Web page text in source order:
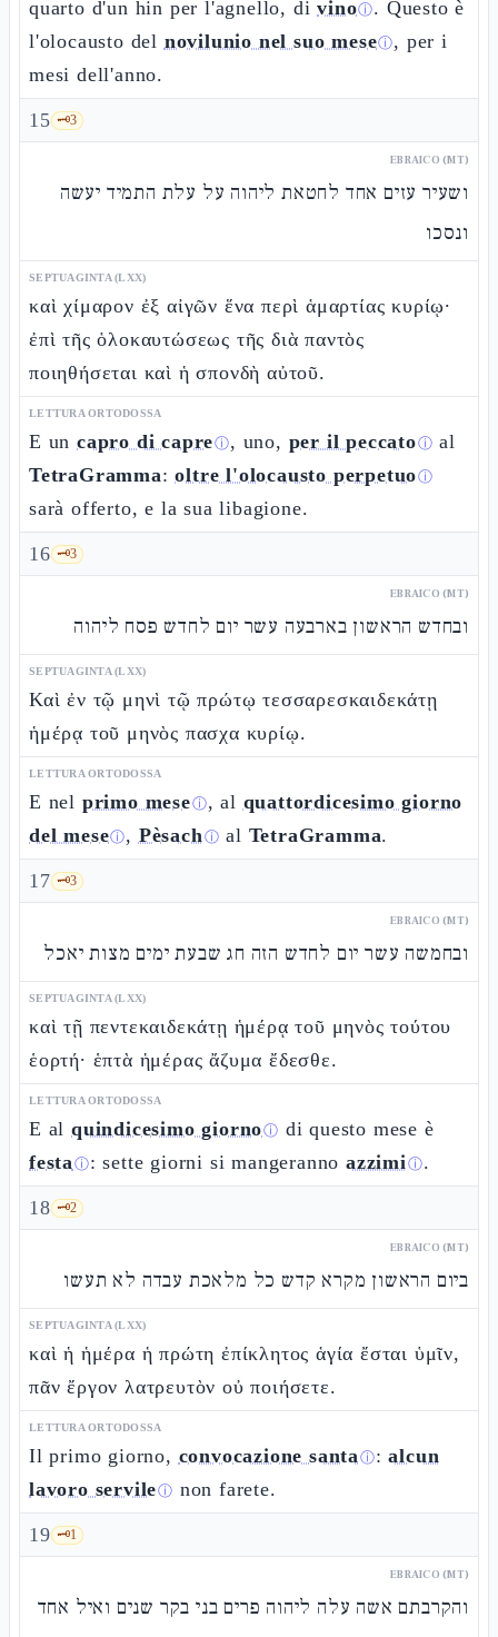
quarto d'un hin per l'agnello, divinoⓘ. Questo è
l'olocausto del novilunio nel suo meseⓘ, per i
mesi dell'anno.
15 🗝️3
EBRAICO (MT)
ושעיר עזים אחד לחטאת ליהוה על עלת התמיד יעשה
ונסכו
SEPTUAGINTA (LXX)
καὶ χίμαρον ἐξ αἰγῶν ἕνα περὶ ἁμαρτίας κυρίῳ·
ἐπὶ τῆς ὁλοκαυτώσεως τῆς διὰ παντὸς
ποιηθήσεται καὶ ἡ σπονδὴ αὐτοῦ.
LETTURA ORTODOSSA
E un capro di capreⓘ, uno, per il peccatoⓘ al
TetraGramma:oltre l'olocausto perpetuoⓘ
sarà offerto, e la sua libagione.
16 🗝️3
EBRAICO (MT)
ובחדש הראשון בארבעה עשר יום לחדש פסח ליהוה
SEPTUAGINTA (LXX)
Καὶ ἐν τῷ μηνὶ τῷ πρώτῳ τεσσαρεσκαιδεκάτῃ
ἡμέρᾳ τοῦ μηνὸς πασχα κυρίῳ.
LETTURA ORTODOSSA
E nel primo meseⓘ, al quattordicesimo giorno
del meseⓘ, Pèsachⓘ al TetraGramma.
17 🗝️3
EBRAICO (MT)
ובחמשה עשר יום לחדש הזה חג שבעת ימים מצות יאכל
SEPTUAGINTA (LXX)
καὶ τῇ πεντεκαιδεκάτῃ ἡμέρᾳ τοῦ μηνὸς τούτου
ἑορτή· ἑπτὰ ἡμέρας ἄζυμα ἔδεσθε.
LETTURA ORTODOSSA
E al quindicesimo giornoⓘ di questo mese è
festaⓘ: sette giorni si mangerannoazzimiⓘ.
18 🗝️2
EBRAICO (MT)
ביום הראשון מקרא קדש כל מלאכת עבדה לא תעשו
SEPTUAGINTA (LXX)
καὶ ἡ ἡμέρα ἡ πρώτη ἐπίκλητος ἁγία ἔσται ὑμῖν,
πᾶν ἔργον λατρευτὸν οὐ ποιήσετε.
LETTURA ORTODOSSA
Il primo giorno, convocazione santaⓘ:alcun
lavoro servileⓘ non farete.
19 🗝️1
EBRAICO (MT)
והקרבתם אשה עלה ליהוה פרים בני בקר שנים ואיל אחד